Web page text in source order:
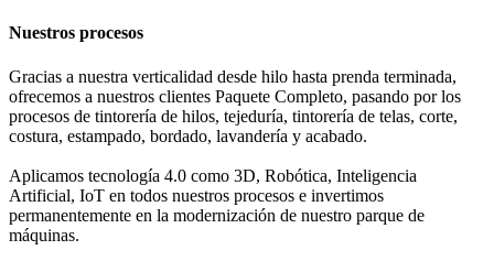
Nuestros procesos
Gracias a nuestra verticalidad desde hilo hasta prenda terminada,
ofrecemos a nuestros clientes Paquete Completo, pasando por los
procesos de tintorería de hilos, tejeduría, tintorería de telas, corte,
costura, estampado, bordado, lavandería y acabado.
Aplicamos tecnología 4.0 como 3D, Robótica, Inteligencia
Artificial, IoT en todos nuestros procesos e invertimos
permanentemente en la modernización de nuestro parque de
máquinas.